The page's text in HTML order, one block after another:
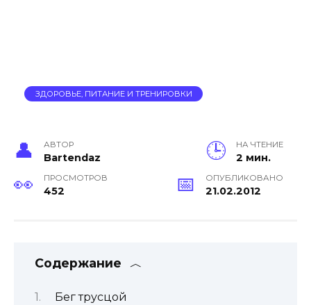
ЗДОРОВЬЕ, ПИТАНИЕ И ТРЕНИРОВКИ
АВТОР
Bartendaz
НА ЧТЕНИЕ
2 мин.
ПРОСМОТРОВ
452
ОПУБЛИКОВАНО
21.02.2012
Содержание
Бег трусцой